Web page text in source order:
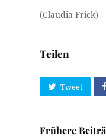
(Claudia Frick)
Teilen
Tweet
Frühere